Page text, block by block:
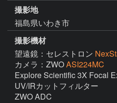
撮影地
福島県いわき市
撮影機材
望遠鏡：セレストロン
カメラ：ZWOASI224MC
Explore Scientific 3X Focal
UV/IRカットフィルター
ZWO ADC